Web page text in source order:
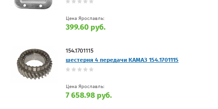
Цена Ярославль:
399.60 руб.
154.1701115
шестерня 4 передачи КАМАЗ 154.1701115
Цена Ярославль:
7 658.98 руб.